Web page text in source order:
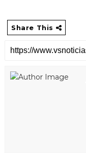
Share This